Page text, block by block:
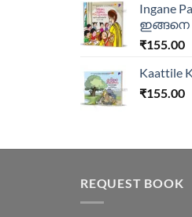
Ingane
ഇങ്ങനെ
₹155.00
Kaattile
₹155.00
REQUEST BOOK